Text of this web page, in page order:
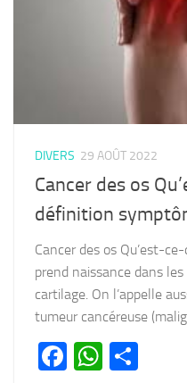
DIVERS 29 AOÛT 2022
Cancer des os
définition
Cancer des os Qu’est-
prend naissance dans
cartilage. On l’appelle
tumeur cancéreuse
Facebook